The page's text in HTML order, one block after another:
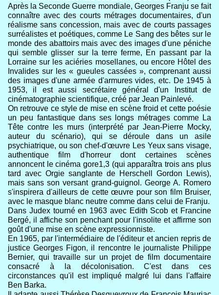
Après la Seconde Guerre mondiale, Georges Franju se fait
connaître avec des courts métrages documentaires, d'un
réalisme sans concession, mais avec de courts passages
surréalistes et poétiques, comme Le Sang des bêtes sur le
monde des abattoirs mais avec des images d'une péniche
qui semble glisser sur la terre ferme, En passant par la
Lorraine sur les aciéries mosellanes, ou encore Hôtel des
Invalides sur les « gueules cassées », comprenant aussi
des images d'une armée d'armures vides, etc. De 1945 à
1953, il est aussi secrétaire général d'un Institut de
cinématographie scientifique, créé par Jean Painlevé.
On retrouve ce style de mise en scène froid et cette poésie
un peu fantastique dans ses longs métrages comme La
Tête contre les murs (interprété par Jean-Pierre Mocky,
auteur du scénario), qui se déroule dans un asile
psychiatrique, ou son chef-d'œuvre Les Yeux sans visage,
authentique film d'horreur dont certaines scènes
annoncent le cinéma gore1,3 (qui apparaîtra trois ans plus
tard avec Orgie sanglante de Herschell Gordon Lewis),
mais sans son versant grand-guignol. George A. Romero
s'inspirera d'ailleurs de cette œuvre pour son film Bruiser,
avec le masque blanc neutre comme dans celui de Franju.
Dans Judex tourné en 1963 avec Edith Scob et Francine
Bergé, il affiche son penchant pour l'insolite et affirme son
goût d'une mise en scène expressionniste.
En 1965, par l'intermédiaire de l'éditeur et ancien repris de
justice Georges Figon, il rencontre le journaliste Philippe
Bernier, qui travaille sur un projet de film documentaire
consacré à la décolonisation. C'est dans ces
circonstances qu'il est impliqué malgré lui dans l'affaire
Ben Barka.